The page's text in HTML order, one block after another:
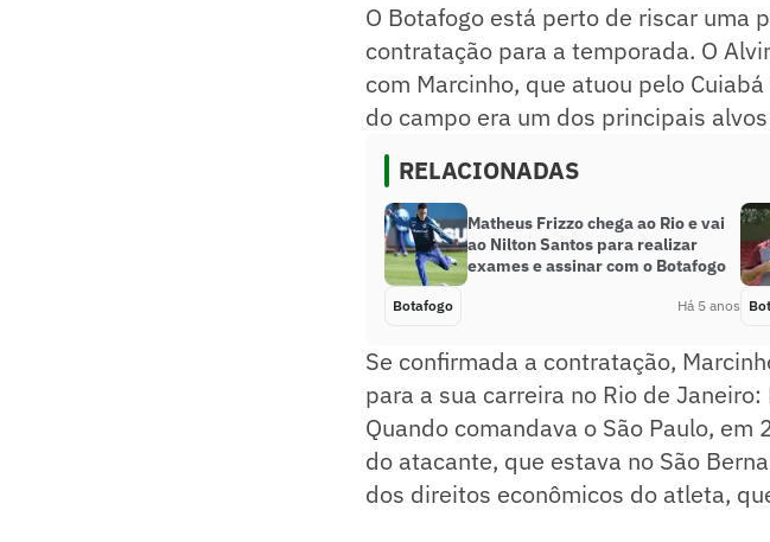
O Botafogo está perto de riscar uma
contratação para a temporada. O
com Marcinho, que atuou pelo
do campo era um dos principais
RELACIONADAS
Matheus Frizzo chega ao Rio e vai
ao Nilton Santos para realizar
exames e assinar com o Botafogo
Botafogo Há 5 anos
Se confirmada a contratação,
para a sua carreira no Rio de
Quando comandava o São Paulo,
do atacante, que estava no São
dos direitos econômicos do atleta,